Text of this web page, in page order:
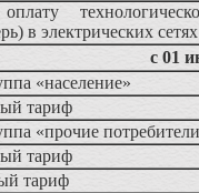
в электрических сетях
с 01
«население»
тариф
«прочие
тариф
тариф